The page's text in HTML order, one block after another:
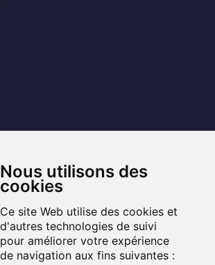
Nous utilisons des
cookies
Ce site Web utilise des cookies et
d'autres technologies de suivi
pour améliorer votre expérience
de navigation aux fins suivantes :